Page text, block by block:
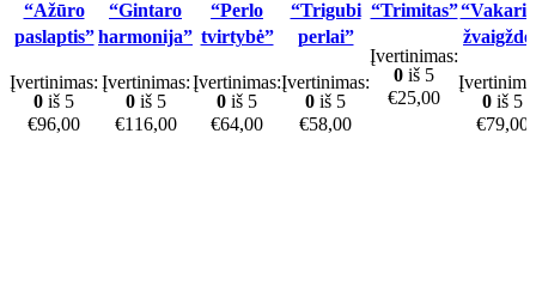
“Ažūro
paslaptis”
Įvertinimas:
0 iš 5
€96,00
“Gintaro
harmonija”
Įvertinimas:
0iš 5
€116,00
“Perlo
tvirtybė”
Įvertinimas:
0 iš 5
€64,00
“Trigubi
perlai”
Įvertinimas:
0 iš 5
€58,00
“Trimitas”
Įvertinimas:
0 iš 5
€25,00
0 iš 5
€79,00